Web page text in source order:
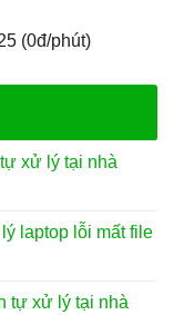
(0đ/phút)
xử lý tại nhà
laptop lỗi mất file
tự xử lý tại nhà